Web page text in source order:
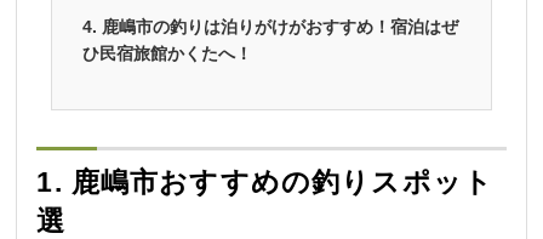
4. 鹿嶋市の釣りは泊りがけがおすすめ！宿泊はぜ
ひ民宿旅館かくたへ！
1. 鹿嶋市おすすめの釣りスポット
選